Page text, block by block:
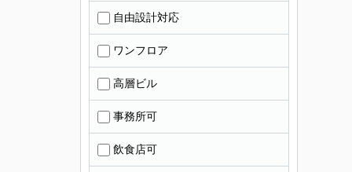
自由設計対応
ワンフロア
高層ビル
事務所可
飲食店可